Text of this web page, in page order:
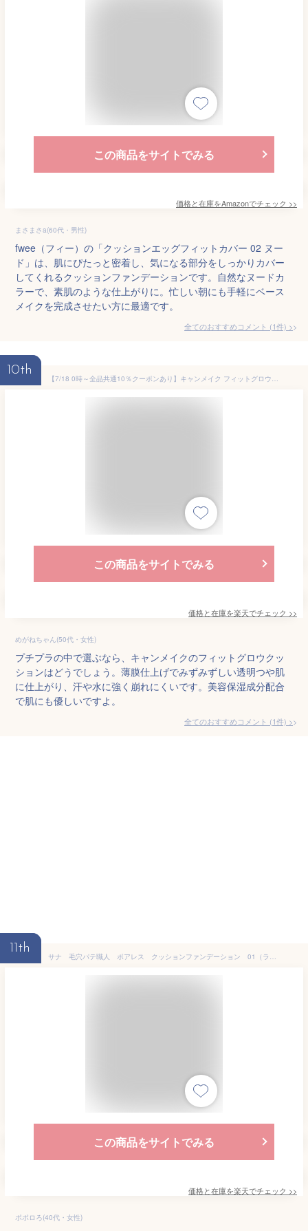
この商品をサイトでみる
価格と在庫をAmazonでチェック >>
まさまさa(60代・男性)
fwee（フィー）の「クッションエッグフィットカバー 02 ヌー
ド」は、肌にぴたっと密着し、気になる部分をしっかりカバー
してくれるクッションファンデーションです。自然なヌードカ
ラーで、素肌のような仕上がりに。忙しい朝にも手軽にベース
メイクを完成させたい方に最適です。
全てのおすすめコメント (1件) >
10th
【7/18 0時～全品共通10％クーポンあり】キャンメイク フィットグロウクッション 水分感 透明つや肌 みずみずしい ヨレにくい＜CAN MAKE／キャンメイク＞【正規品】【メール便1通3個まで可】【ギフト対応可】
この商品をサイトでみる
価格と在庫を楽天でチェック >>
めがねちゃん(50代・女性)
プチプラの中で選ぶなら、キャンメイクのフィットグロウクッ
ションはどうでしょう。薄膜仕上げでみずみずしい透明つや肌
に仕上がり、汗や水に強く崩れにくいです。美容保湿成分配合
で肌にも優しいですよ。
全てのおすすめコメント (1件) >
11th
サナ 毛穴パテ職人 ポアレス クッションファンデーション 01（ライトベージュ）12g
この商品をサイトでみる
価格と在庫を楽天でチェック >>
ポポロろ(40代・女性)